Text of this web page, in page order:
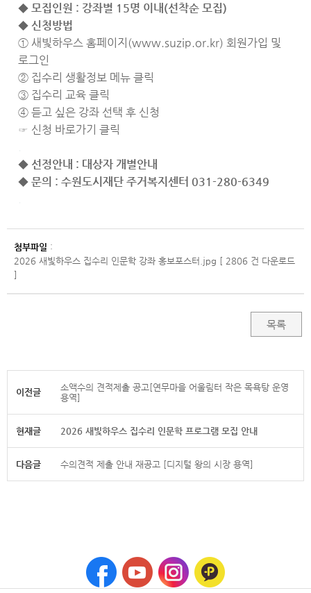
◆ 모집인원 : 강좌별 15명 이내(선착순 모집)
◆ 신청방법
① 새빛하우스 홈페이지(www.suzip.or.kr) 회원가입 및
로그인
② 집수리 생활정보 메뉴 클릭
③ 집수리 교육 클릭
④ 듣고 싶은 강좌 선택 후 신청
☞ 신청 바로가기 클릭
◆ 선정안내 : 대상자 개별안내
◆ 문의 : 수원도시재단 주거복지센터 031-280-6349
첨부파일 :
2026 새빛하우스 집수리 인문학 강좌 홍보포스터.jpg [ 2806 건 다운로드
]
목록
이전글
소액수의 견적제출 공고[연무마을 어울림터 작은 목욕탕 운영
용역]
현재글 2026 새빛하우스 집수리 인문학 프로그램 모집 안내
다음글 수의견적 제출 안내 재공고 [디지털 왕의 시장 용역]